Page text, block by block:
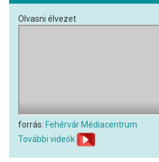
Olvasni élvezet
forrás: Fehérvár Médiacentrum
További videók